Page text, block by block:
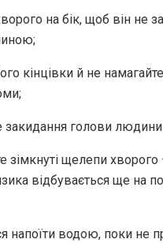
на бік, щоб він не
кінцівки й не
закидання голови
зімкнуті щелепи хворого
відбувається ще на
напоїти водою, поки не